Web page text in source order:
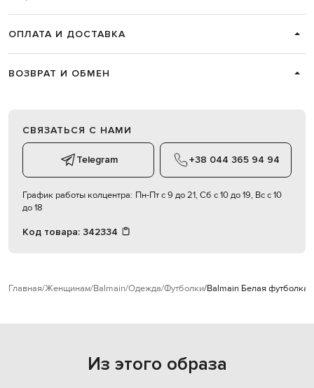
ОПЛАТА И ДОСТАВКА
ВОЗВРАТ И ОБМЕН
СВЯЗАТЬСЯ С НАМИ
Telegram +38 044 365 94 94
График работы колцентра: Пн-Пт с 9 до 21, Сб с 10 до 19, Вс с 10
до 18
Код товара: 342334
Главная Женщинам Balmain Одежда Футболки Balmain Белая футболка
Из этого образа